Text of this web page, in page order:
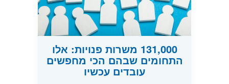
131,000 משרות פנויות: אלו
התחומים שבהם הכי מחפשים
עובדים עכשיו